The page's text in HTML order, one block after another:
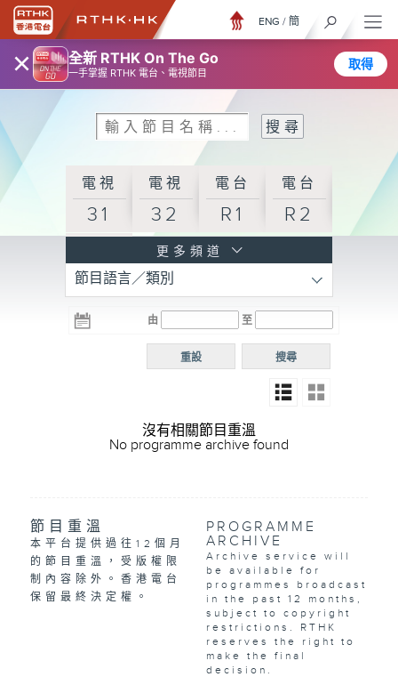
× 全新 RTHK On The Go
一手掌握 RTHK 電台、電視節目
取得
ENG / 簡
電視
31
電視
32
電台
R1
電台
R2
R3
電台 電台
R5
電台
普通
更多頻道
節目語言／類別
由 至
搜尋
重設
沒有相關節目重溫
No programme archive found
節目重溫
本平台提供過往12個月
的節目重溫，受版權限
制內容除外。香港電台
保留最終決定權。
PROGRAMME
ARCHIVE
Archive service will
be available for
programmes broadcast
in the past 12 months,
subject to copyright
restrictions. RTHK
reserves the right to
make the final
decision.